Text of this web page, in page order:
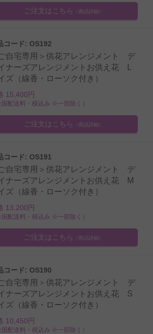
ご注文はこちら （商品詳細）
コード: OS192
自宅専用＞供花アレンジメント デ
ナーズアレンジメントお供え花 L
ズ（線香・ローソク付き）
15,400円
国配送料・税込み ※一部除く）
ご注文はこちら （商品詳細）
コード: OS191
自宅専用＞供花アレンジメント デ
ナーズアレンジメントお供え花 M
ズ（線香・ローソク付き）
13,200円
国配送料・税込み ※一部除く）
ご注文はこちら （商品詳細）
コード: OS190
自宅専用＞供花アレンジメント デ
ナーズアレンジメントお供え花 S
ズ（線香・ローソク付き）
10,450円
国配送料・税込み ※一部除く）